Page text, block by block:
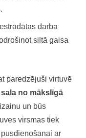
darba
siltā gaisa
paredzējuši virtuvē
sala no mākslīgā
un būs
virsmas tiek
ar